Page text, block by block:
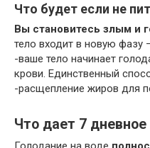
Что будет если не
Вы становитесь злым и
тело входит в новую фазу
-ваше тело начинает
крови. Единственный
-расщепление жиров для
Что дает 7 дневное